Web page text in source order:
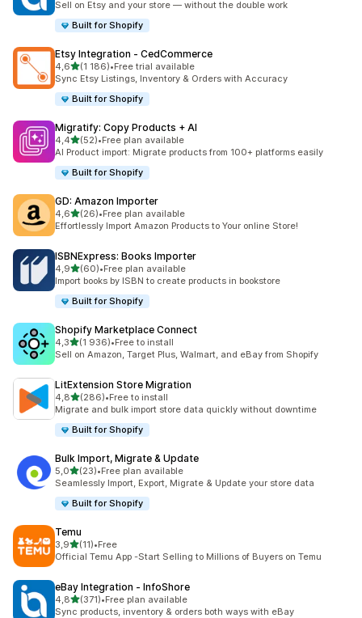
Sell on Etsy and your store — without the double work
Built for Shopify
Etsy Integration ‑ CedCommerce
4,6av 5 stjerner
(1 186)
Totalt 1186 omtaler
•Free trial available
Sync Etsy Listings, Inventory & Orders with Accuracy
Built for Shopify
Migratify: Copy Products + AI
4,4av 5 stjerner
(52)
Totalt 52 omtaler
•Free plan available
AI Product import: Migrate products from 100+ platforms easily
Built for Shopify
GD: Amazon Importer
4,6av 5 stjerner
(26)
Totalt 26 omtaler
•Free plan available
Effortlessly Import Amazon Products to Your online Store!
ISBNExpress: Books Importer
4,9av 5 stjerner
(60)
Totalt 60 omtaler
•Free plan available
Import books by ISBN to create products in bookstore
Built for Shopify
Shopify Marketplace Connect
4,3av 5 stjerner
(1 936)
Totalt 1936 omtaler
•Free to install
Sell on Amazon, Target Plus, Walmart, and eBay from Shopify
LitExtension Store Migration
4,8av 5 stjerner
(286)
Totalt 286 omtaler
•Free to install
Migrate and bulk import store data quickly without downtime
Built for Shopify
Bulk Import, Migrate & Update
5,0av 5 stjerner
(23)
Totalt 23 omtaler
•Free plan available
Seamlessly Import, Export, Migrate & Update your store data
Built for Shopify
Temu
3,9av 5 stjerner
(11)
Totalt 11 omtaler
•Free
Official Temu App -Start Selling to Millions of Buyers on Temu
eBay Integration ‑ InfoShore
4,8av 5 stjerner
(371)
Totalt 371 omtaler
•Free plan available
Sync products, inventory & orders both ways with eBay